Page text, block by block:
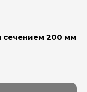
сечением 200 мм